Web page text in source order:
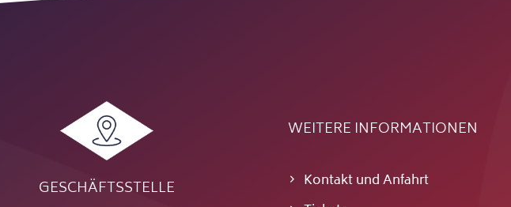
GESCHÄFTSSTELLE
WEITERE INFORMATIONEN
Kontakt und Anfahrt